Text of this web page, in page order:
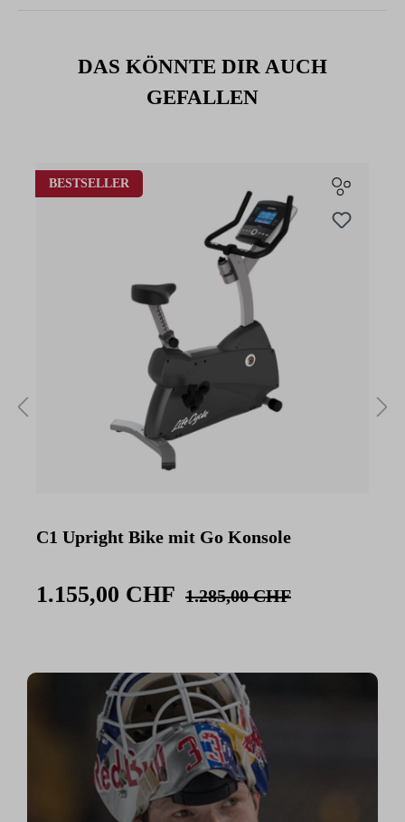
DAS KÖNNTE DIR AUCH
GEFALLEN
Produktgalerie überspringen
BESTSELLER
C1 Upright Bike mit Go Konsole
1.155,00 CHF 1.285,00 CHF